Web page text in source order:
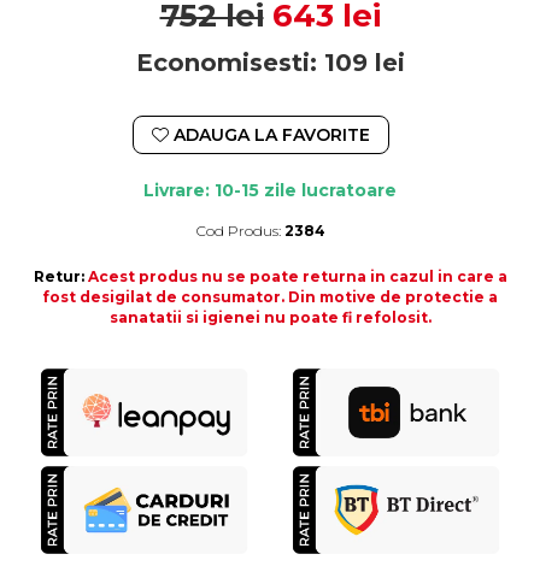
752 lei 643 lei
Economisesti: 109 lei
ADAUGA LA FAVORITE
Livrare: 10-15 zile lucratoare
Cod Produs: 2384
Retur: Acest produs nu se poate returna in cazul in care a
fost desigilat de consumator. Din motive de protectie a
sanatatii si igienei nu poate fi refolosit.